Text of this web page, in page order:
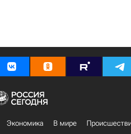
Экономика В мире